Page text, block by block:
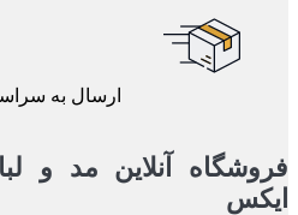
ارسال به سراسر
آنلاین مد و